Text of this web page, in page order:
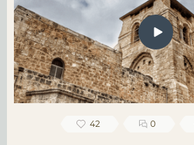
42 0